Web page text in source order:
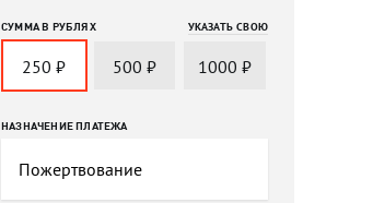
СУММА В РУБЛЯХ
250₽ 500 ₽ 1000₽
УКАЗАТЬ СВОЮ
НАЗНАЧЕНИЕ ПЛАТЕЖА